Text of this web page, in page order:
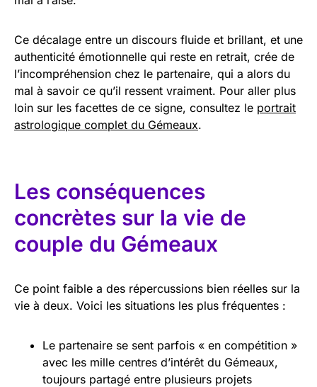
Ce décalage entre un discours fluide et brillant, et une
authenticité émotionnelle qui reste en retrait, crée de
l’incompréhension chez le partenaire, qui a alors du
mal à savoir ce qu’il ressent vraiment. Pour aller plus
loin sur les facettes de ce signe, consultez le portrait
astrologique complet du Gémeaux.
Les conséquences
concrètes sur la vie de
couple du Gémeaux
Ce point faible a des répercussions bien réelles sur la
vie à deux. Voici les situations les plus fréquentes :
Le partenaire se sent parfois « en compétition »
avec les mille centres d’intérêt du Gémeaux,
toujours partagé entre plusieurs projets